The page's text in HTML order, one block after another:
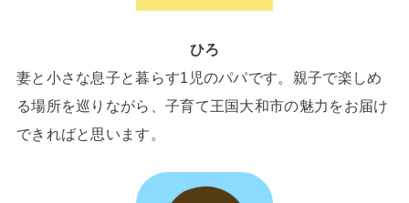
ひろ
妻と小さな息子と暮らす1児のパパです。親子で楽しめ
る場所を巡りながら、子育て王国大和市の魅力をお届け
できればと思います。